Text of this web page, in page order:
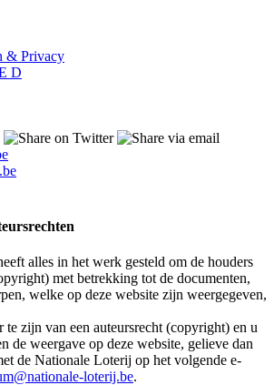
& Privacy
D
alles in het werk gesteld om de houders
met betrekking tot de documenten,
welke op deze website zijn weergegeven,
te zijn van een auteursrecht (copyright) en u
de weergave op deze website, gelieve dan
de Nationale Loterij op het volgende e-
loterij.be.